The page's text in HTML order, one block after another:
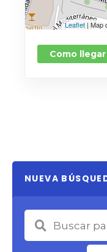
Leaflet | Map
Como llegar
NUEVA